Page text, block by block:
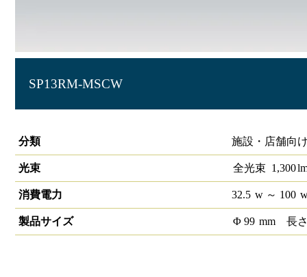
SP13RM-MSCW
分類
施設・店舗向
光束 全光束 1,300
消費電力 32.5 w～ 100
製品サイズ Φ 99 mm 長